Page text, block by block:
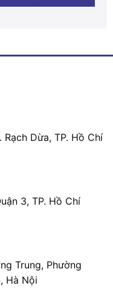
Dừa, TP. Hồ Chí
3, TP. Hồ Chí
Trung, Phường
Hà Nội